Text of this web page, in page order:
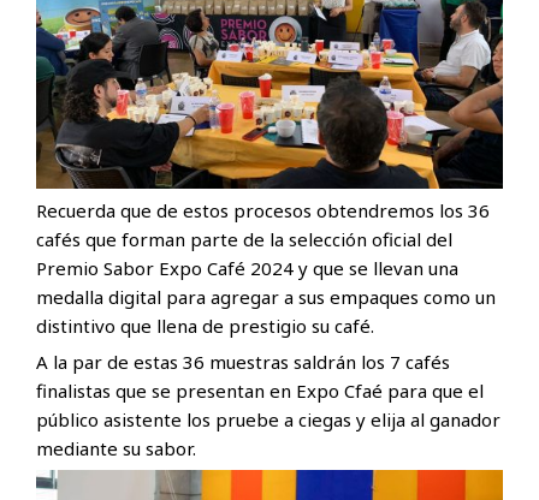
Recuerda que de estos procesos obtendremos los 36
cafés que forman parte de la selección oficial del
Premio Sabor Expo Café 2024 y que se llevan una
medalla digital para agregar a sus empaques como un
distintivo que llena de prestigio su café.
A la par de estas 36 muestras saldrán los 7 cafés
finalistas que se presentan en Expo Cfaé para que el
público asistente los pruebe a ciegas y elija al ganador
mediante su sabor.